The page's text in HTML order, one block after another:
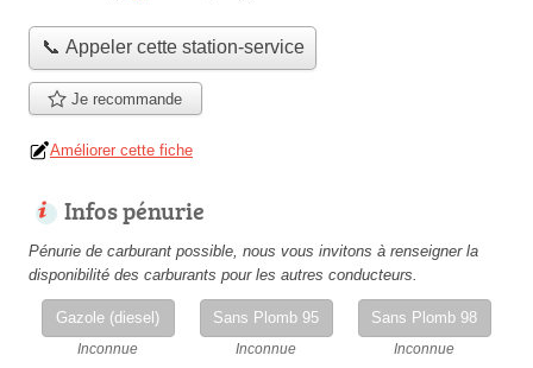
📞 Appeler cette station-service
Je recommande
Améliorer cette fiche
Infos pénurie
Pénurie de carburant possible, nous vous invitons à renseigner la
disponibilité des carburants pour les autres conducteurs.
Gazole (diesel)
Inconnue
Sans Plomb 95
Inconnue
Sans Plomb 98
Inconnue